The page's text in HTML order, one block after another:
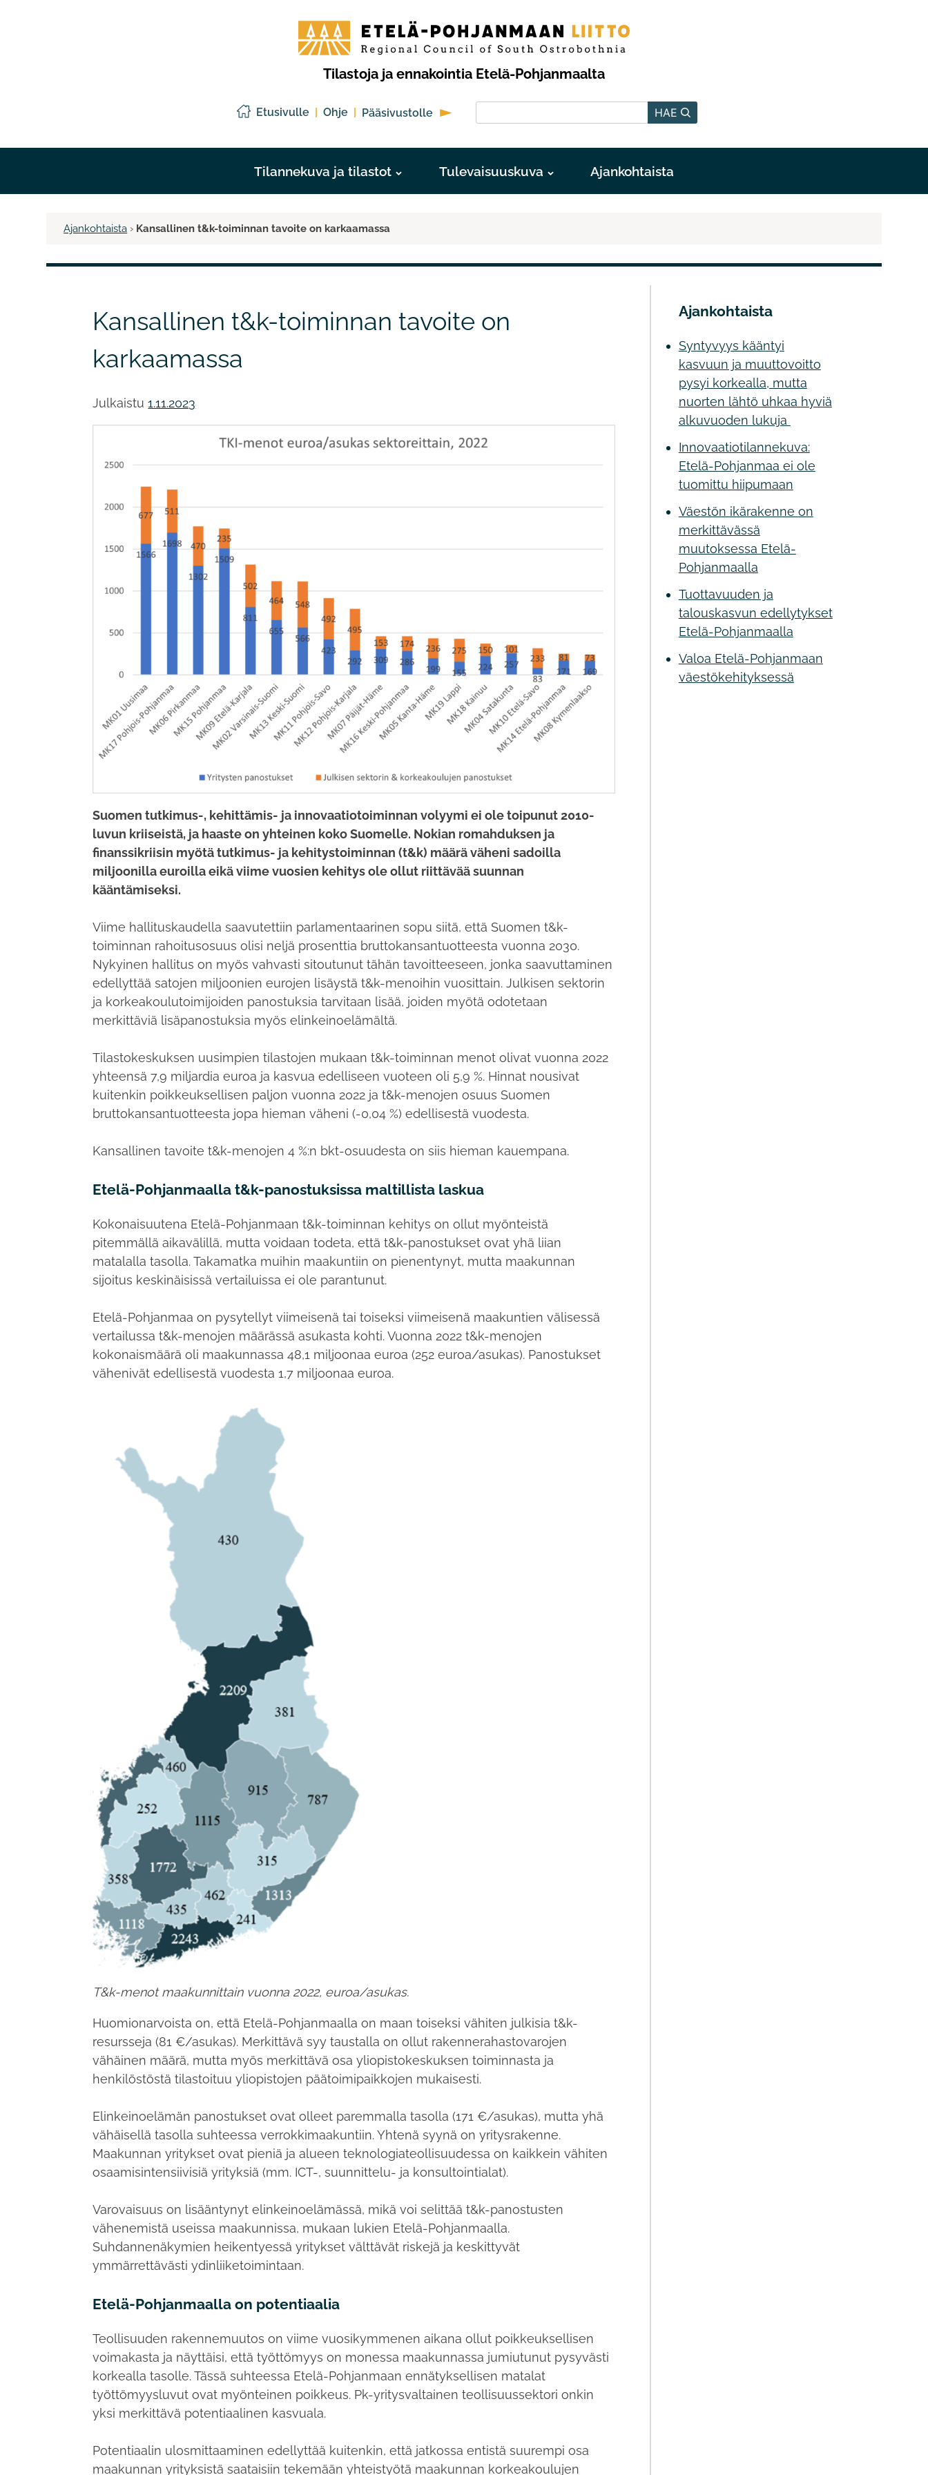
Pohjanmaan
liitto
Tilastoja ja ennakointia Etelä-Pohjanmaalta
Etusivulle Ohje Pääsivustolle HAE
Tilannekuva ja tilastot Tulevaisuuskuva Ajankohtaista
Ajankohtaista › Kansallinen t&k-toiminnan tavoite on karkaamassa
Kansallinen t&k-toiminnan tavoite on
karkaamassa
Julkaistu1.11.2023
Suomen tutkimus-, kehittämis- ja innovaatiotoiminnan volyymi ei ole toipunut 2010-
luvun kriiseistä, ja haaste on yhteinen koko Suomelle. Nokian romahduksen ja
finanssikriisin myötä tutkimus- ja kehitystoiminnan (t&k) määrä väheni sadoilla
miljoonilla euroilla eikä viime vuosien kehitys ole ollut riittävää suunnan
kääntämiseksi.
Viime hallituskaudella saavutettiin parlamentaarinen sopu siitä, että Suomen t&k-
toiminnan rahoitusosuus olisi neljä prosenttia bruttokansantuotteesta vuonna 2030.
Nykyinen hallitus on myös vahvasti sitoutunut tähän tavoitteeseen, jonka saavuttaminen
edellyttää satojen miljoonien eurojen lisäystä t&k-menoihin vuosittain. Julkisen sektorin
ja korkeakoulutoimijoiden panostuksia tarvitaan lisää, joiden myötä odotetaan
merkittäviä lisäpanostuksia myös elinkeinoelämältä.
Tilastokeskuksen uusimpien tilastojen mukaan t&k-toiminnan menot olivat vuonna 2022
yhteensä 7,9 miljardia euroa ja kasvua edelliseen vuoteen oli 5,9 %. Hinnat nousivat
kuitenkin poikkeuksellisen paljon vuonna 2022 ja t&k-menojen osuus Suomen
bruttokansantuotteesta jopa hieman väheni (-0,04 %) edellisestä vuodesta.
Kansallinen tavoite t&k-menojen 4 %:n bkt-osuudesta on siis hieman kauempana.
Etelä-Pohjanmaalla t&k-panostuksissa maltillista laskua
Kokonaisuutena Etelä-Pohjanmaan t&k-toiminnan kehitys on ollut myönteistä
pitemmällä aikavälillä, mutta voidaan todeta, että t&k-panostukset ovat yhä liian
matalalla tasolla. Takamatka muihin maakuntiin on pienentynyt, mutta maakunnan
sijoitus keskinäisissä vertailuissa ei ole parantunut.
Etelä-Pohjanmaa on pysytellyt viimeisenä tai toiseksi viimeisenä maakuntien välisessä
vertailussa t&k-menojen määrässä asukasta kohti. Vuonna 2022 t&k-menojen
kokonaismäärä oli maakunnassa 48,1 miljoonaa euroa (252 euroa/asukas). Panostukset
vähenivät edellisestä vuodesta 1,7 miljoonaa euroa.
T&k-menot maakunnittain vuonna 2022, euroa/asukas.
Huomionarvoista on, että Etelä-Pohjanmaalla on maan toiseksi vähiten julkisia t&k-
resursseja (81 €/asukas). Merkittävä syy taustalla on ollut rakennerahastovarojen
vähäinen määrä, mutta myös merkittävä osa yliopistokeskuksen toiminnasta ja
henkilöstöstä tilastoituu yliopistojen päätoimipaikkojen mukaisesti.
Elinkeinoelämän panostukset ovat olleet paremmalla tasolla (171 €/asukas), mutta yhä
vähäisellä tasolla suhteessa verrokkimaakuntiin. Yhtenä syynä on yritysrakenne.
Maakunnan yritykset ovat pieniä ja alueen teknologiateollisuudessa on kaikkein vähiten
osaamisintensiivisiä yrityksiä (mm. ICT-, suunnittelu- ja konsultointialat).
Varovaisuus on lisääntynyt elinkeinoelämässä, mikä voi selittää t&k-panostusten
vähenemistä useissa maakunnissa, mukaan lukien Etelä-Pohjanmaalla.
Suhdannenäkymien heikentyessä yritykset välttävät riskejä ja keskittyvät
ymmärrettävästi ydinliiketoimintaan.
Etelä-Pohjanmaalla on potentiaalia
Teollisuuden rakennemuutos on viime vuosikymmenen aikana ollut poikkeuksellisen
voimakasta ja näyttäisi, että työttömyys on monessa maakunnassa jumiutunut pysyvästi
korkealla tasolle. Tässä suhteessa Etelä-Pohjanmaan ennätyksellisen matalat
työttömyysluvut ovat myönteinen poikkeus. Pk-yritysvaltainen teollisuussektori onkin
yksi merkittävä potentiaalinen kasvuala.
Potentiaalin ulosmittaaminen edellyttää kuitenkin, että jatkossa entistä suurempi osa
maakunnan yrityksistä saataisiin tekemään yhteistyötä maakunnan korkeakoulujen
Ajankohtaista
Syntyvyys kääntyi
kasvuun ja muuttovoitto
pysyi korkealla, mutta
nuorten lähtö uhkaa hyviä
alkuvuoden lukuja
Innovaatiotilannekuva:
Etelä-Pohjanmaa ei ole
tuomittu hiipumaan
Väestön ikärakenne on
merkittävässä
muutoksessa Etelä-
Pohjanmaalla
Tuottavuuden ja
talouskasvun edellytykset
Etelä-Pohjanmaalla
Valoa Etelä-Pohjanmaan
väestökehityksessä